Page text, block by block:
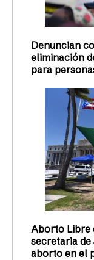
Denuncian
eliminación
para
Aborto Libre
secretaria
aborto en el